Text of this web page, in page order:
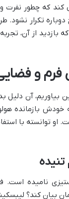
که چطور نفرت و
تکرار
که بازدید از آن،
فرم و
بیاوریم، آن
خودش بازمانده
توانسته با
نامیده است.
کند؟